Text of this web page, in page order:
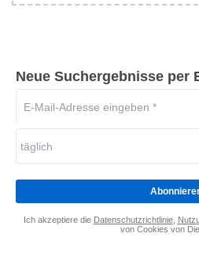
Neue Suchergebnisse per
Adresse
*
täglich
Ich akzeptiere die Datenschutzrichtlinie,
von Cookies von